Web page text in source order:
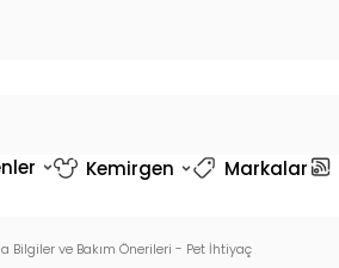
Kemirgen Markalar
Bilgiler ve Bakım Önerileri - Pet İhtiyaç